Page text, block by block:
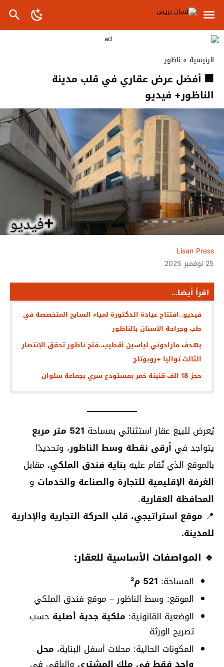
الرئيسية » ناظور
🏢 أفضل عرض عقاري في قلب مدينة
الناظور+ فيديو
Lisan Press
25 نوفمبر 2025
اقرأ أيضا...
فيديو..افتتاح عيادة الدكتورة لمياء السايح المتخصصة في
طب وجراحة الأسنان بالناظور
بهدف مارادوني لياسين أقطيب..فتح ناظور تحقق الإنتصار
الثالث تواليا +روبوتاج
حجز 18 الف قنينة خمر بمستودع سري بجماعة سلوان
يُعرض للبيع عقار استثنائي بمساحة 521 متر مربع
يتواجد في أرقى نقطة وسط الناظور، وتحديدًا
بالموقع الذي تُقام عليه بناية فندق الملكي، مقابل
الغرفة الإقليمية للتجارة والصناعة والخدمات و
المحافظة العقارية.
📍 موقع استراتيجي، قلب الحركة التجارية والإدارية
للمدينة.
🔹 المواصفات الأساسية للعقار:
المساحة: 521 م²
الموقع: وسط الناظور – موقع فندق الملكي
الوضعية القانونية: ملكية جدية أصلية حسب
تصريح الورثة
المكونات الحالية: محلات أسفل البناية، محل